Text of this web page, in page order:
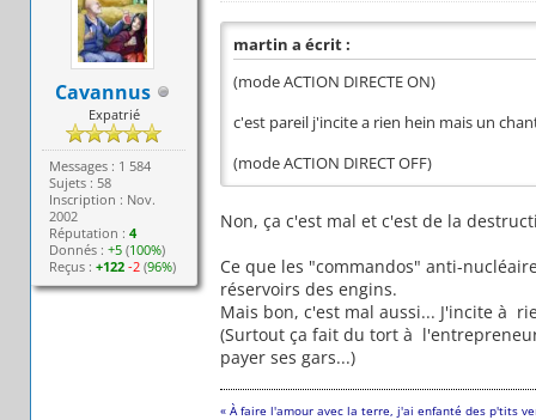
Cavannus
Expatrié
Messages : 1 584
Sujets : 58
Inscription : Nov.
2002
Réputation :4
Donnés :+5 (100%)
Reçus :+122 -2 (96%)
martin a écrit :
(mode ACTION DIRECTE ON)
c'est pareil j'incite a rien hein mais un
(mode ACTION DIRECT OFF)
Non, ça c'est mal et c'est de la
Ce que les "commandos" anti-
réservoirs des engins.
Mais bon, c'est mal aussi... J'incite à
(Surtout ça fait du tort à
payer ses gars...)
« À faire l'amour avec la terre, j'ai enfanté des p'tits